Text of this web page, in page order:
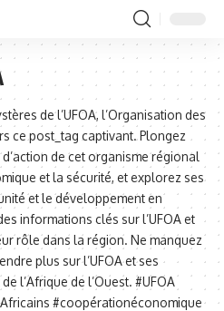
de l’UFOA, l’Organisation des
ce post_tag captivant. Plongez
de cet organisme régional
et la sécurité, et explorez ses
et le développement en
informations clés sur l’UFOA et
rôle dans la région. Ne manquez
plus sur l’UFOA et ses
l’Afrique de l’Ouest. #UFOA
#coopérationéconomique